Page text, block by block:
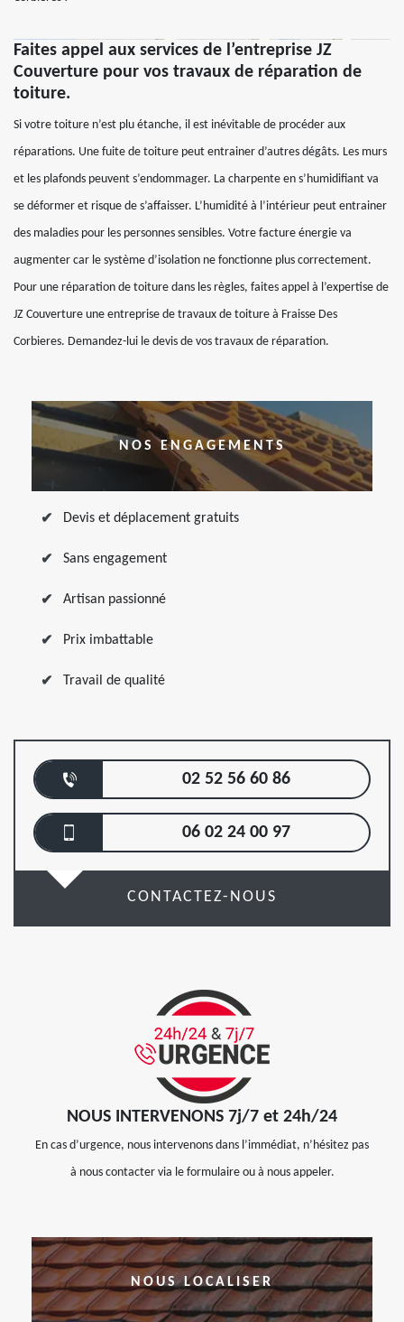
Faites appel aux services de l’entreprise JZ
Couverture pour vos travaux de réparation de
toiture.
Si votre toiture n’est plu étanche, il est inévitable de procéder aux
réparations. Une fuite de toiture peut entrainer d’autres dégâts. Les murs
et les plafonds peuvent s’endommager. La charpente en s’humidifiant va
se déformer et risque de s’affaisser. L’humidité à l’intérieur peut entrainer
des maladies pour les personnes sensibles. Votre facture énergie va
augmenter car le système d’isolation ne fonctionne plus correctement.
Pour une réparation de toiture dans les règles, faites appel à l’expertise de
JZ Couverture une entreprise de travaux de toiture à Fraisse Des
Corbieres. Demandez-lui le devis de vos travaux de réparation.
NOS ENGAGEMENTS
Devis et déplacement gratuits
Sans engagement
Artisan passionné
Prix imbattable
Travail de qualité
02 52 56 60 86
06 02 24 00 97
CONTACTEZ-NOUS
NOUS INTERVENONS 7j/7 et 24h/24
En cas d’urgence, nous intervenons dans l’immédiat, n’hésitez pas
à nous contacter via le formulaire ou à nous appeler.
NOUS LOCALISER